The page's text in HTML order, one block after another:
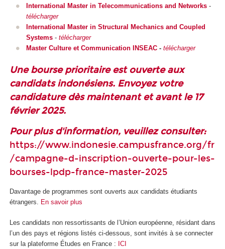
International Master in Telecommunications and Networks-
télécharger
International Master in Structural Mechanics and Coupled
Systems - télécharger
Master Culture et Communication INSEAC- télécharger
Une bourse prioritaire est ouverte aux
candidats indonésiens. Envoyez votre
candidature dès maintenant et avant le 17
février 2025.
Pour plus d'information, veuillez consulter:
https://www.indonesie.campusfrance.org/fr
/campagne-d-inscription-ouverte-pour-les-
bourses-lpdp-france-master-2025
Davantage de programmes sont ouverts aux candidats étudiants
étrangers. En savoir plus
Les candidats non ressortissants de l’Union européenne, résidant dans
l’un des pays et régions listés ci-dessous, sont invités à se connecter
sur la plateforme Études en France : ICI